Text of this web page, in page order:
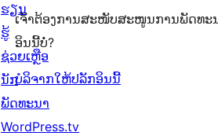
ເຈົ້າຕ້ອງການສະໜັບສະໜູນການພັດທະ
ອິນນີ້ບໍ່?
ບໍລິຈາກໃຫ້ປລັກອິນນີ້
ຮຽນ
ຮູ້
ຊ່ວຍເຫຼືອ
ນັກ
ພັດທະນາ
WordPress.tv